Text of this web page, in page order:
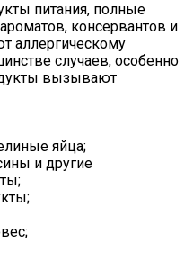
питания, полные
консервантов и
аллергическому
случаев, особенно
вызывают
яйца;
и другие